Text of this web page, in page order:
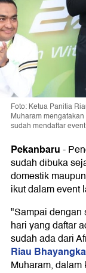
Foto: Ketua Panitia
Muharam
sudah mendaftar
Pekanbaru-
sudah dibuka
domestik
ikut dalam event
"Sampai dengan
hari yang daftar
sudah ada dari
Riau
Muharam,